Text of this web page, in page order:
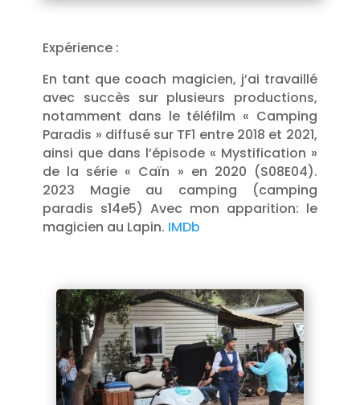
Expérience :
En tant que coach magicien, j’ai travaillé
avec succès sur plusieurs productions,
notamment dans le téléfilm « Camping
Paradis » diffusé sur TF1 entre 2018 et 2021,
ainsi que dans l’épisode « Mystification »
de la série « Caïn » en 2020 (S08E04).
2023 Magie au camping (camping
paradis s14e5) Avec mon apparition: le
magicien au Lapin. IMDb